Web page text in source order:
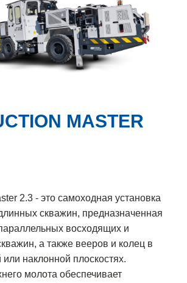
MASTER
2.3 - это самоходная установка
скважин, предназначенная
восходящих и
а также вееров и колец в
или наклонной плоскостях.
молота обеспечивает